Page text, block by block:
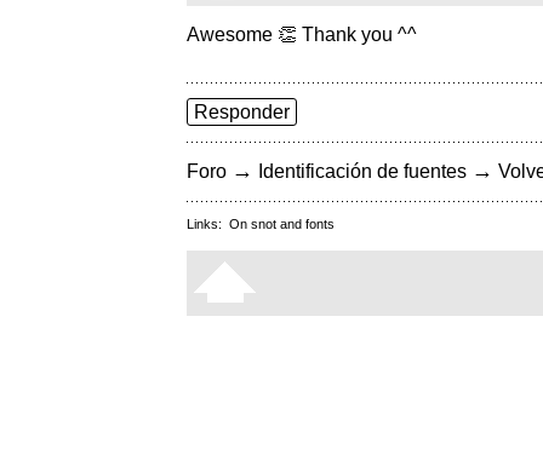
Awesome 👏 Thank you ^^
Responder
Foro → Identificación de fuentes →
Links: On snot and fonts